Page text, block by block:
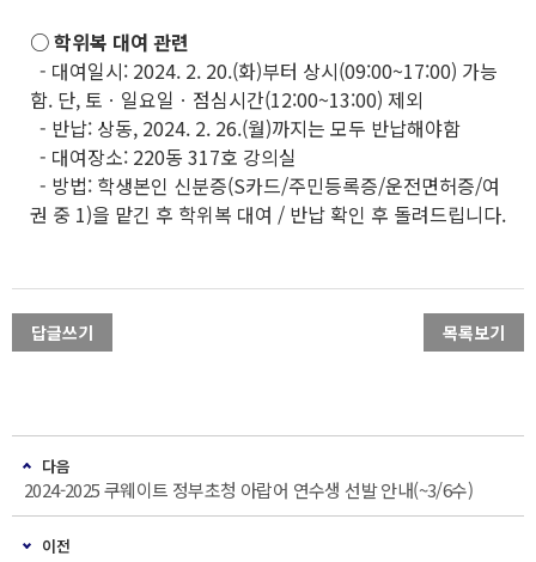
○ 학위복 대여 관련
- 대여일시: 2024. 2. 20.(화)부터 상시(09:00~17:00) 가능
함. 단, 토ㆍ일요일ㆍ점심시간(12:00~13:00) 제외
- 반납: 상동, 2024. 2. 26.(월)까지는 모두 반납해야함
- 대여장소: 220동 317호 강의실
- 방법: 학생본인 신분증(S카드/주민등록증/운전면허증/여
권 중 1)을 맡긴 후 학위복 대여 / 반납 확인 후 돌려드립니다.
답글쓰기 목록보기
다음
2024-2025 쿠웨이트 정부초청 아랍어 연수생 선발 안내(~3/6수)
이전